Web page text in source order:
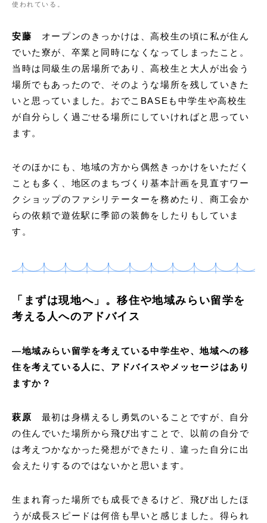
使われている。
安藤
オープンのきっかけは、高校生の頃に私が住ん
でいた寮が、卒業と同時になくなってしまったこと。
当時は同級生の居場所であり、高校生と大人が出会う
場所でもあったので、そのような場所を残していきた
いと思っていました。おでこBASEも中学生や高校生
が自分らしく過ごせる場所にしていければと思ってい
ます。
そのほかにも、地域の方から偶然きっかけをいただく
ことも多く、地区のまちづくり基本計画を見直すワー
クショップのファシリテーターを務めたり、商工会か
らの依頼で遊佐駅に季節の装飾をしたりもしていま
す。
「まずは現地へ」。移住や地域みらい留学を
考える人へのアドバイス
―地域みらい留学を考えている中学生や、地域への移
住を考えている人に、アドバイスやメッセージはあり
ますか？
萩原
最初は身構えるし勇気のいることですが、自分
の住んでいた場所から飛び出すことで、以前の自分で
は考えつかなかった発想ができたり、違った自分に出
会えたりするのではないかと思います。
生まれ育った場所でも成長できるけど、飛び出したほ
うが成長スピードは何倍も早いと感じました。得られ